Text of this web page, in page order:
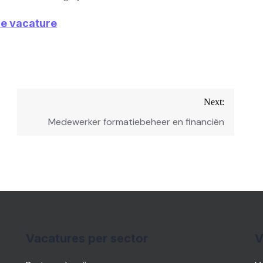
vacature
Next:
Medewerker formatiebeheer en financiën